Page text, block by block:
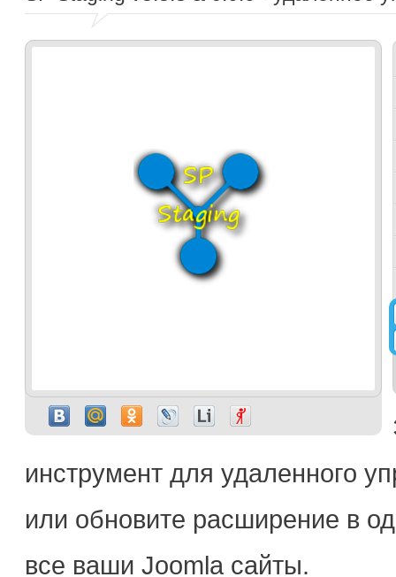
инструмент для удаленного
или обновите расширение в
все ваши Joomla сайты.